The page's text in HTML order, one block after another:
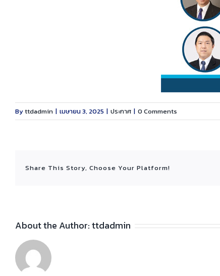
Byttdadmin | เมษายน 3, 2025 | ประกาศ | 0 Comments
Share This Story, Choose Your Platform!
About the Author:ttdadmin